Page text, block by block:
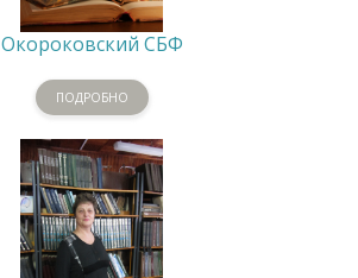
Окороковский СБФ
ПОДРОБНО